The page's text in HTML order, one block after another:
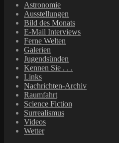
Astronomie
Ausstellungen
Bild des Monats
E-Mail Interviews
Ferne Welten
Galerien
Jugendsünden
Kennen Sie . . .
Links
Nachrichten-Archiv
Raumfahrt
Science Fiction
Surrealismus
Videos
Wetter